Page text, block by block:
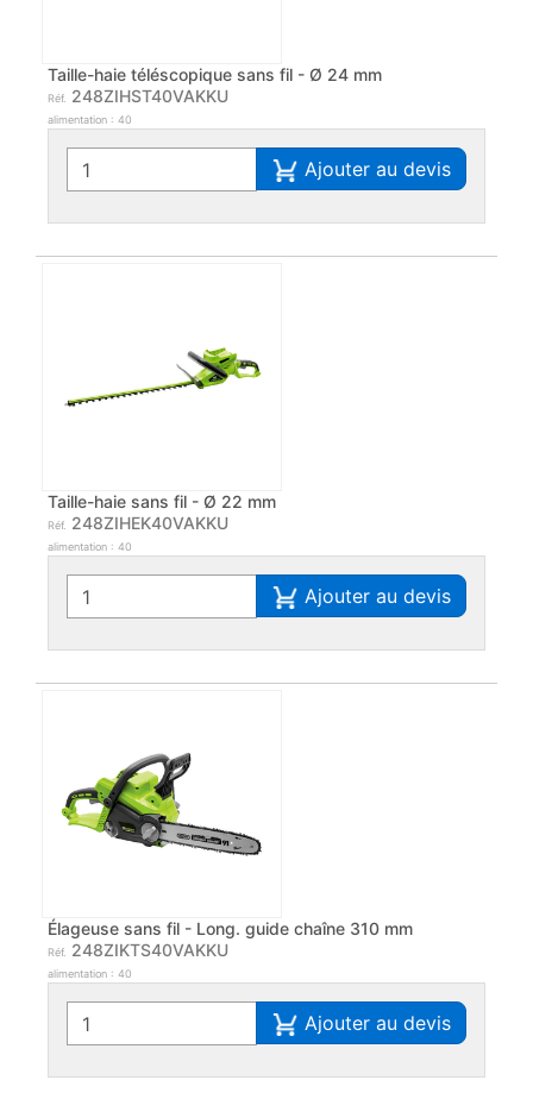
Taille-haie téléscopique sans fil - Ø 24 mm
Réf. 248ZIHST40VAKKU
alimentation : 40
Ajouter au devis
Taille-haie sans fil - Ø 22 mm
Réf. 248ZIHEK40VAKKU
alimentation : 40
Ajouter au devis
Élageuse sans fil - Long. guide chaîne 310 mm
Réf. 248ZIKTS40VAKKU
alimentation : 40
Ajouter au devis